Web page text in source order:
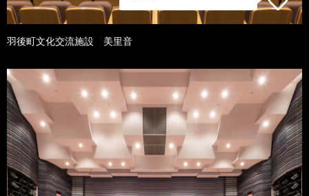
羽後町文化交流施設 美里音